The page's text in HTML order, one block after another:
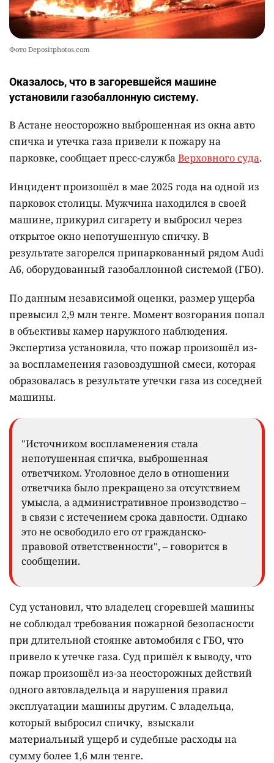
Фото Depositphotos.com
Оказалось, что в загоревшейся машине
установили газобаллонную систему.
В Астане неосторожно выброшенная из окна авто
спичка и утечка газа привели к пожару на
парковке, сообщает пресс-службаВерховного суда.
Инцидент произошёл в мае 2025 года на одной из
парковок столицы. Мужчина находился в своей
машине, прикурил сигарету и выбросил через
открытое окно непотушенную спичку. В
результате загорелся припаркованный рядом Audi
A6, оборудованный газобаллонной системой (ГБО).
По данным независимой оценки, размер ущерба
превысил 2,9 млн тенге. Момент возгорания попал
в объективы камер наружного наблюдения.
Экспертиза установила, что пожар произошёл из-
за воспламенения газовоздушной смеси, которая
образовалась в результате утечки газа из соседней
машины.
"Источником воспламенения стала
непотушенная спичка, выброшенная
ответчиком. Уголовное дело в отношении
ответчика было прекращено за отсутствием
умысла, а административное производство –
в связи с истечением срока давности. Однако
это не освободило его от гражданско-
правовой ответственности", – говорится в
сообщении.
Суд установил, что владелец сгоревшей машины
не соблюдал требования пожарной безопасности
при длительной стоянке автомобиля с ГБО, что
привело к утечке газа. Суд пришёл к выводу, что
пожар произошёл из-за неосторожных действий
одного автовладельца и нарушения правил
эксплуатации машины другим. С владельца,
который выбросил спичку, взыскали
материальный ущерб и судебные расходы на
сумму более 1,6 млн тенге.